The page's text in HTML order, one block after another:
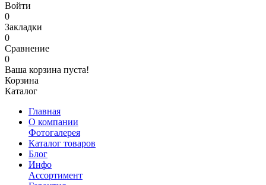
Войти
0
Закладки
0
Сравнение
0
Ваша корзина пуста!
Корзина
Каталог
Главная
О компании
Фотогалерея
Каталог товаров
Блог
Инфо
Ассортимент